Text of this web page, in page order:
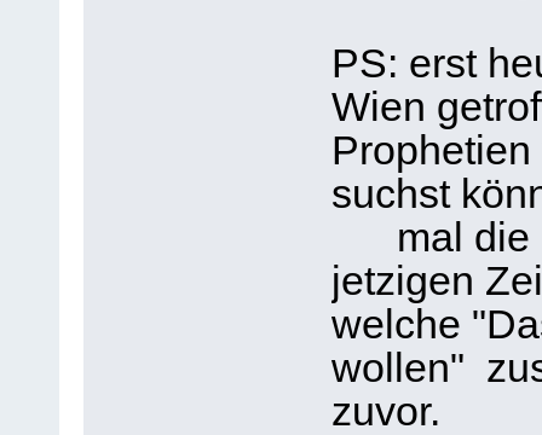
PS: erst
Wien
suchst
mal die
jetzigen
welche
wollen"
zuvor.